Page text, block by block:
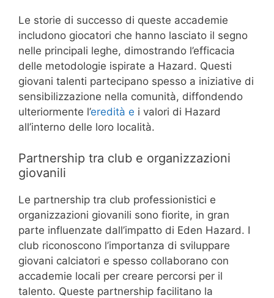
Le storie di successo di queste accademie
includono giocatori che hanno lasciato il segno
nelle principali leghe, dimostrando l’efficacia
delle metodologie ispirate a Hazard. Questi
giovani talenti partecipano spesso a iniziative di
sensibilizzazione nella comunità, diffondendo
ulteriormente l’eredità e i valori di Hazard
all’interno delle loro località.
Partnership tra club e organizzazioni
giovanili
Le partnership tra club professionistici e
organizzazioni giovanili sono fiorite, in gran
parte influenzate dall’impatto di Eden Hazard. I
club riconoscono l’importanza di sviluppare
giovani calciatori e spesso collaborano con
accademie locali per creare percorsi per il
talento. Queste partnership facilitano la